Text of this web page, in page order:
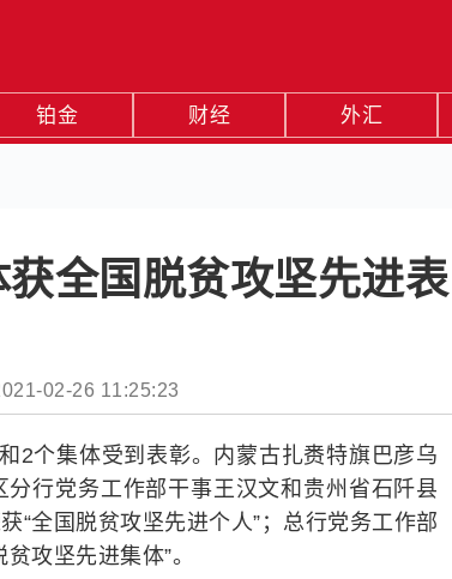
铂金 财经 外汇
全国脱贫攻坚先进表
02-26 11:25:23
2个集体受到表彰。内蒙古扎赉特旗巴彦乌
行党务工作部干事王汉文和贵州省石阡县
“全国脱贫攻坚先进个人”；总行党务工作部
攻坚先进集体”。